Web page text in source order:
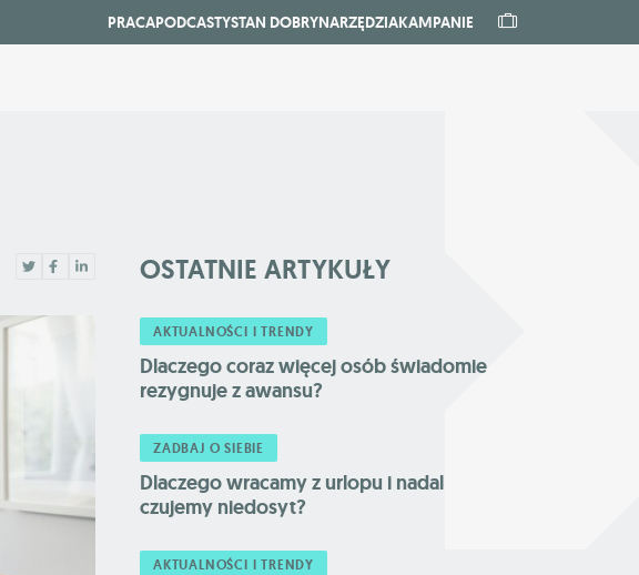
PRACAPODCASTYSTAN DOBRYNARZĘDZIAKAMPANIE
OSTATNIE ARTYKUŁY
AKTUALNOŚCI I TRENDY
Dlaczego coraz więcej osób świadomie
rezygnuje z awansu?
ZADBAJ O SIEBIE
Dlaczego wracamy z urlopu i nadal
czujemy niedosyt?
AKTUALNOŚCI I TRENDY